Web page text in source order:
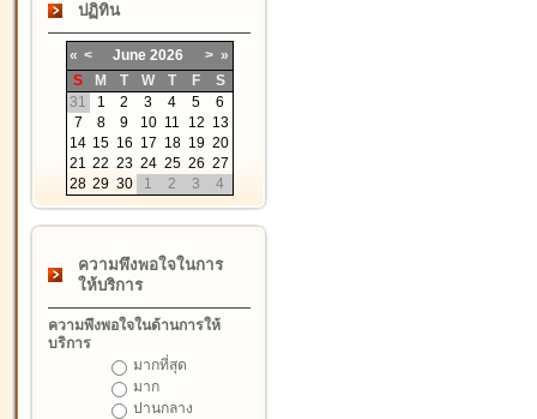
ปฏิทิน
« < June 2026 > »
S
M T W T F
S
31
1 2 3 4 5
6
7
8 9 10 11 12 13
14 15 16 17 18 19 20
21 22 23 24 25 26 27
28 29 30 1 2 3 4
ความพึงพอใจในการ
ให้บริการ
ความพึงพอใจในด้านการให้
บริการ
มากที่สุด
มาก
ปานกลาง